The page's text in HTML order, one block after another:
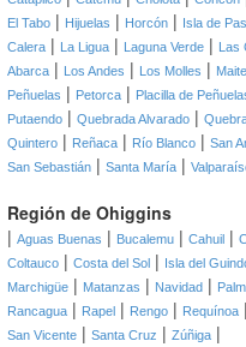
El Tabo | Hijuelas | Horcón | Isla de
Calera | La Ligua | Laguna Verde |
Abarca | Los Andes | Los Molles |
Peñuelas | Petorca | Placilla de
Putaendo | Quebrada Alvarado |
Quintero | Reñaca | Río Blanco | San
San Sebastián | Santa María |
Región de Ohiggins
| Aguas Buenas | Bucalemu | Cahuil |
Coltauco | Costa del Sol | Isla del
Marchigüe | Matanzas | Navidad |
Rancagua | Rapel | Rengo | Requínoa |
San Vicente | Santa Cruz | Zúñiga |